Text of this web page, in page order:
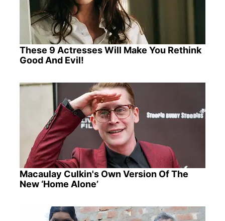
These 9 Actresses Will Make You Rethink
Good And Evil!
Macaulay Culkin's Own Version Of The
New ‘Home Alone’